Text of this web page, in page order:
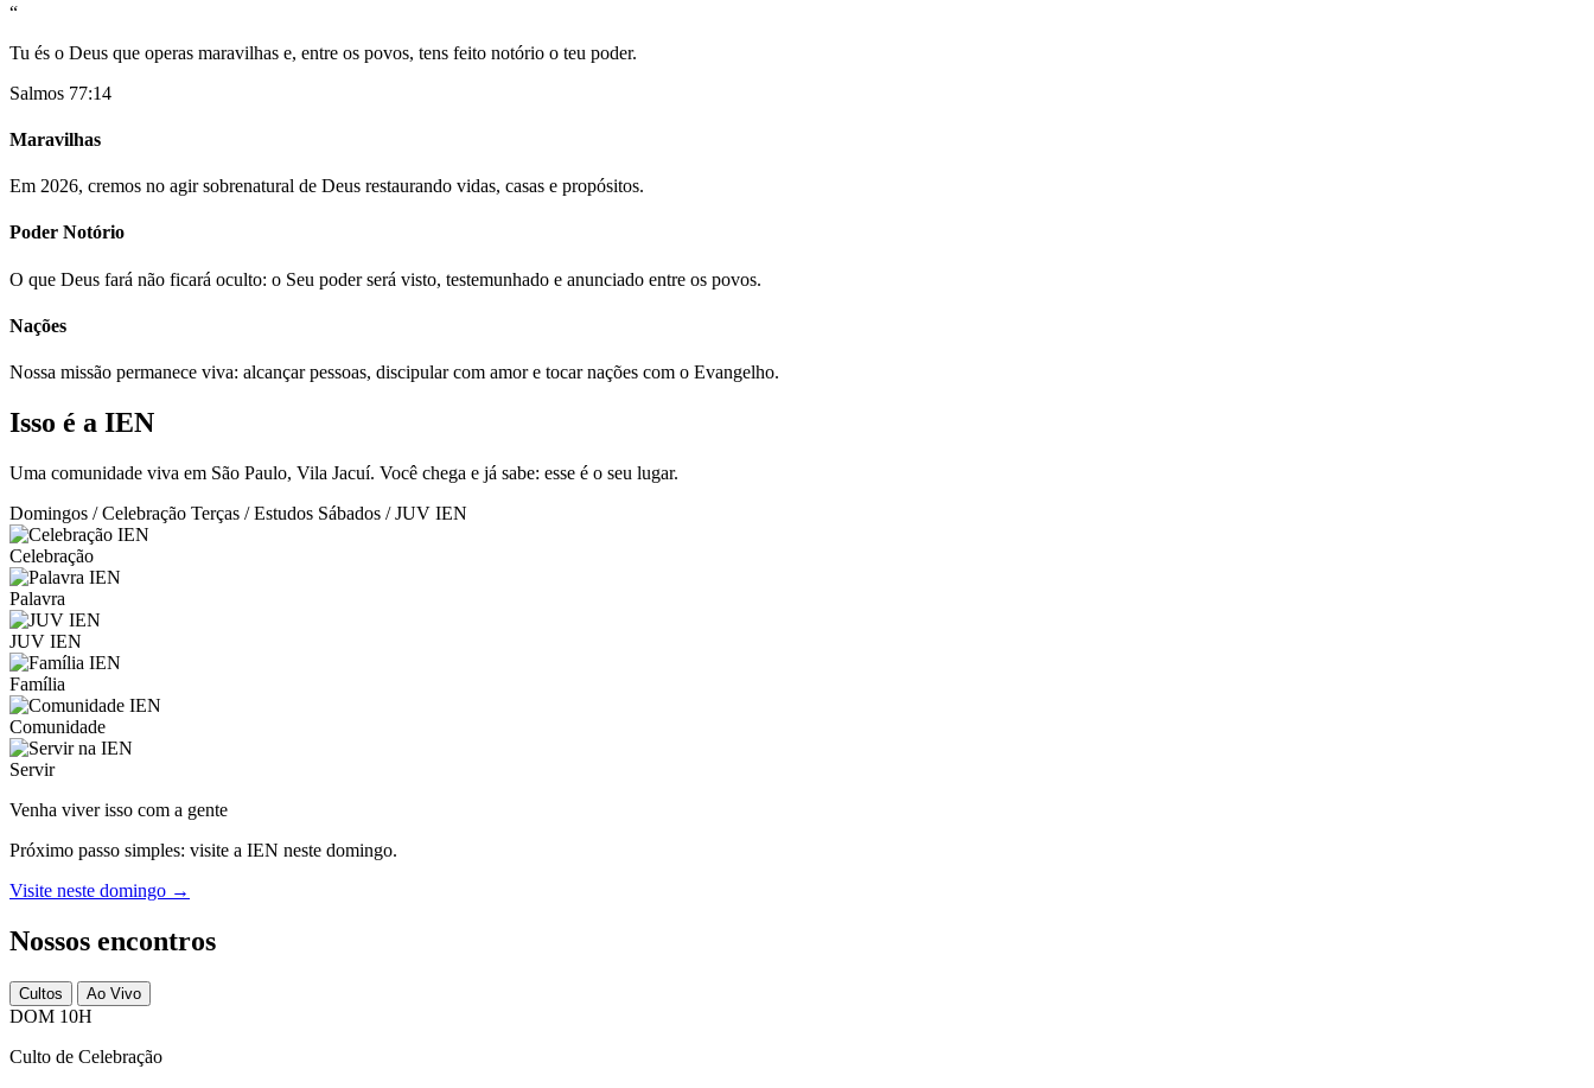
“
Tu és o Deus que operas maravilhas e, entre os povos, tens feito notório o teu poder.
Salmos 77:14
Maravilhas
Em 2026, cremos no agir sobrenatural de Deus restaurando vidas, casas e propósitos.
Poder Notório
O que Deus fará não ficará oculto: o Seu poder será visto, testemunhado e anunciado entre os povos.
Nações
Nossa missão permanece viva: alcançar pessoas, discipular com amor e tocar nações com o Evangelho.
Isso é a IEN
Uma comunidade viva em São Paulo, Vila Jacuí. Você chega e já sabe: esse é o seu lugar.
Domingos / Celebração Terças / Estudos Sábados / JUV IEN
Celebração
Palavra
JUV IEN
Família
Comunidade
Servir
Venha viver isso com a gente
Próximo passo simples: visite a IEN neste domingo.
Visite neste domingo →
Nossos encontros
Cultos Ao Vivo
DOM 10H
Culto de Celebração